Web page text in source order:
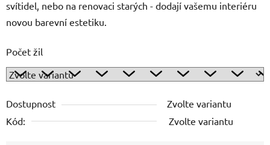
svítidel, nebo na renovaci starých - dodají vašemu interiéru
novou barevní estetiku.
Počet žil
Dostupnost
Zvolte variantu
Kód:
Zvolte variantu